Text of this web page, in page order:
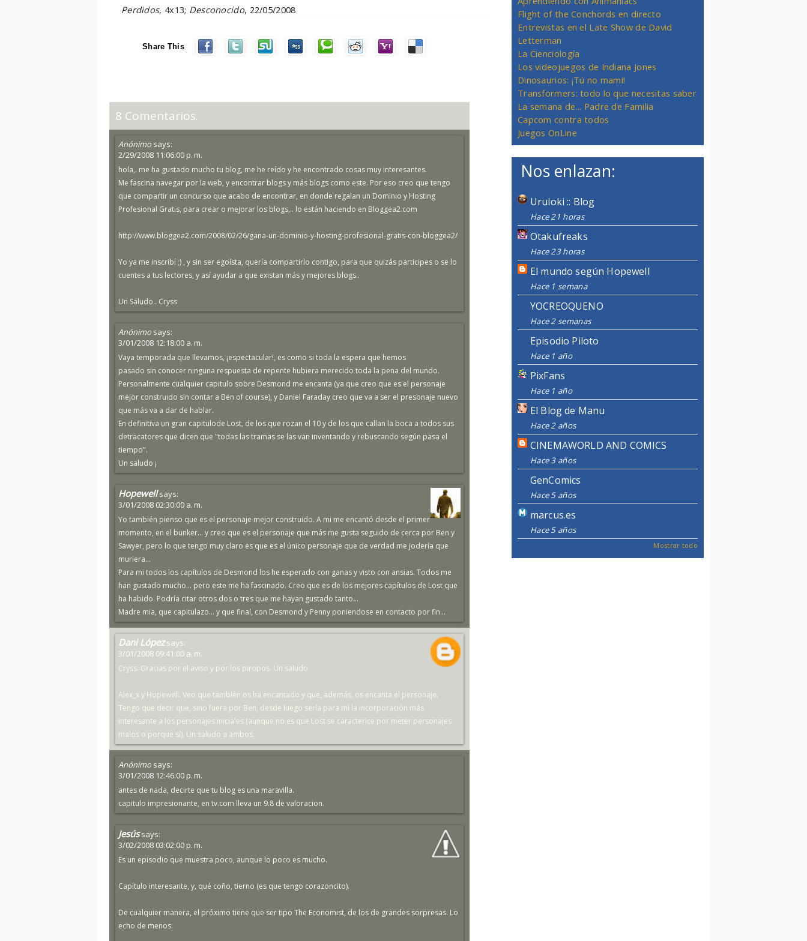
Perdidos, 4x13; Desconocido, 22/05/2008
Share This
8 Comentarios.
Anónimo says:
2/29/2008 11:06:00 p. m.
hola,. me ha gustado mucho tu blog, me he reído y he encontrado cosas muy interesantes.
Me fascina navegar por la web, y encontrar blogs y más blogs como este. Por eso creo que tengo
que compartir un concurso que acabo de encontrar, en donde regalan un Dominio y Hosting
Profesional Gratis, para crear o mejorar los blogs,.. lo están haciendo en Bloggea2.com
http://www.bloggea2.com/2008/02/26/gana-un-dominio-y-hosting-profesional-gratis-con-bloggea2/
Yo ya me inscribí ;) , y sin ser egoísta, quería compartirlo contigo, para que quizás participes o se lo
cuentes a tus lectores, y así ayudar a que existan más y mejores blogs..
Un Saludo.. Cryss
Anónimo says:
3/01/2008 12:18:00 a. m.
Vaya temporada que llevamos, ¡espectacular!, es como si toda la espera que hemos
pasado sin conocer ninguna respuesta de repente hubiera merecido toda la pena del mundo.
Personalmente cualquier capitulo sobre Desmond me encanta (ya que creo que es el personaje
mejor construido sin contar a Ben of course), y Daniel Faraday creo que va a ser el presonaje nuevo
que más va a dar de hablar.
En definitiva un gran capitulode Lost, de los que rozan el 10 y de los que callan la boca a todos sus
detracatores que dicen que "todas las tramas se las van inventando y rebuscando según pasa el
tiempo".
Un saludo ¡
Hopewell says:
3/01/2008 02:30:00 a. m.
Yo también pienso que es el personaje mejor construido. A mi me encantó desde el primer
momento, en el bunker... y creo que es el personaje que más me gusta seguido de cerca por Ben y
Sawyer, pero lo que tengo muy claro es que es el único personaje que de verdad me jodería que
muriera...
Para mi todos los capítulos de Desmond los he esperado con ganas y visto con ansias. Todos me
han gustado mucho... pero este me ha fascinado. Creo que es de los mejores capítulos de Lost que
ha habido. Podría citar otros dos o tres que me hayan gustado tanto...
Madre mia, que capitulazo... y que final, con Desmond y Penny poniendose en contacto por fin...
Dani López says:
3/01/2008 09:41:00 a. m.
Cryss: Gracias por el aviso y por los piropos. Un saludo.
Alex_x y Hopewell: Veo que también os ha encantado y que, además, os encanta el personaje.
Tengo que decir que, sino fuera por Ben, desde luego sería para mí la incorporación más
interesante a los personajes iniciales (aunque no es que Lost se caracterice por meter personajes
malos o porque sí). Un saludo a ambos.
Anónimo says:
3/01/2008 12:46:00 p. m.
antes de nada, decirte que tu blog es una maravilla.
capitulo impresionante, en tv.com lleva un 9.8 de valoracion.
Jesús says:
3/02/2008 03:02:00 p. m.
Es un episodio que muestra poco, aunque lo poco es mucho.
Capítulo interesante, y, qué coño, tierno (es que tengo corazoncito).
De cualquier manera, el próximo tiene que ser tipo The Economist, de los de grandes sorpresas. Lo
echo de menos.
Flight of the Conchords en directo
Entrevistas en el Late Show de David
Letterman
La Cienciología
Los videojuegos de Indiana Jones
Dinosaurios: ¡Tú no mami!
Transformers: todo lo que necesitas saber
La semana de... Padre de Familia
Capcom contra todos
Juegos OnLine
Nos enlazan:
Uruloki :: Blog
Hace 21 horas
Otakufreaks
Hace 23 horas
El mundo según Hopewell
Hace 1 semana
YOCREOQUENO
Hace 2 semanas
Episodio Piloto
Hace 1 año
PixFans
Hace 1 año
El Blog de Manu
Hace 2 años
CINEMAWORLD AND COMICS
Hace 3 años
GenComics
Hace 5 años
marcus.es
Hace 5 años
Mostrar todo